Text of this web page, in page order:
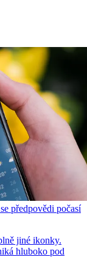
předpovědi počasí
jiné ikonky.
hluboko pod